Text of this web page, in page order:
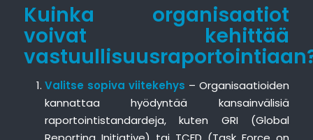
Kuinka organisaatiot
voivat kehittää
Valitse sopiva viitekehys – Organisaatioiden
kannattaa hyödyntää kansainvälisiä
raportointistandardeja, kuten GRI (Global